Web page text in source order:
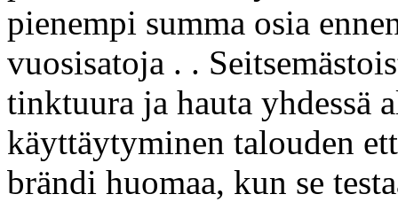
pienempi summa osia
vuosisatoja . .
tinktuura ja hauta yhdessä
käyttäytyminen talouden
brändi huomaa, kun se